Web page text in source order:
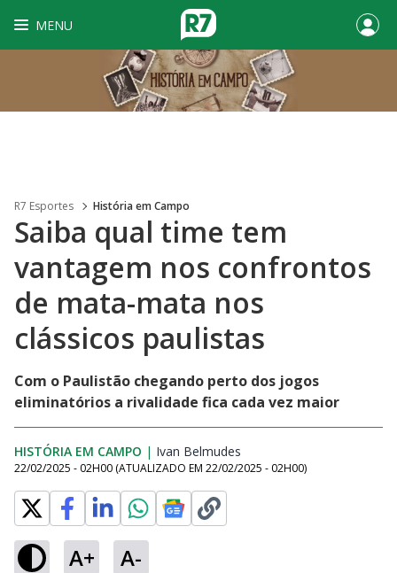
MENU
R7 Esportes História em Campo
Saiba qual time tem
vantagem nos confrontos
de mata-mata nos
clássicos paulistas
Com o Paulistão chegando perto dos jogos
eliminatórios a rivalidade fica cada vez maior
HISTÓRIA EM CAMPO | Ivan Belmudes
22/02/2025 - 02H00 (ATUALIZADO EM 22/02/2025 - 02H00)
A+ A-